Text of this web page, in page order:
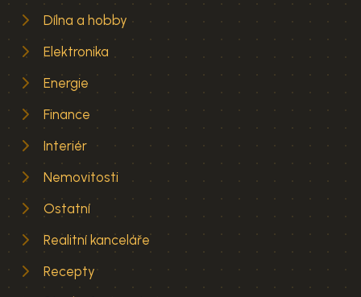
Dílna a hobby
Elektronika
Energie
Finance
Interiér
Nemovitosti
Ostatní
Realitní kanceláře
Recepty